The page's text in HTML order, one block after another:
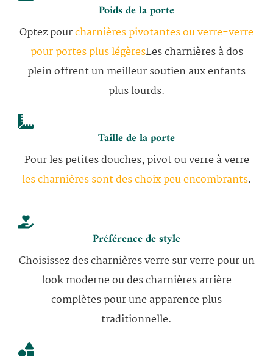
Poids de la porte
Optez pourcharnières pivotantes ou verre-verre
pour portes plus légèresLes charnières à dos
plein offrent un meilleur soutien aux enfants
plus lourds.
Taille de la porte
Pour les petites douches, pivot ou verre à verre
les charnières sont des choix peu encombrants.
Préférence de style
Choisissez des charnières verre sur verre pour un
look moderne ou des charnières arrière
complètes pour une apparence plus
traditionnelle.